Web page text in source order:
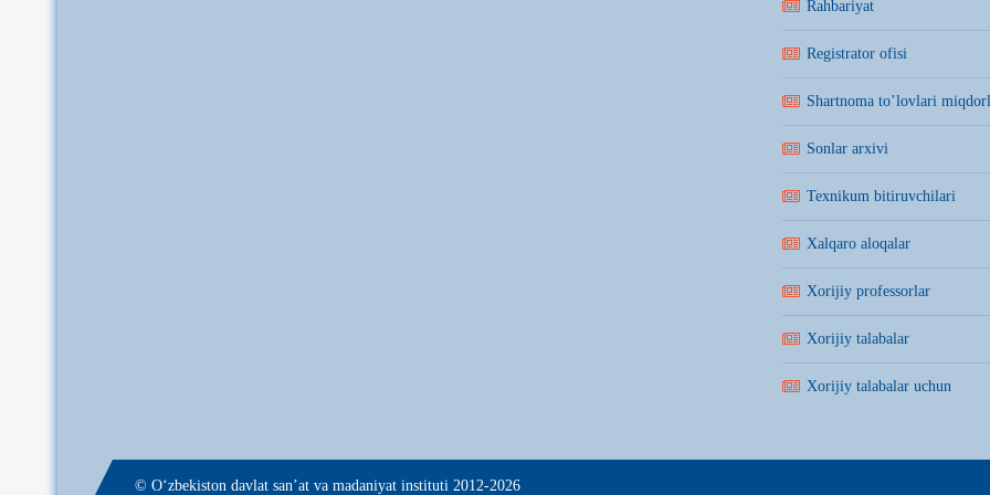
Rahbariyat
Registrator ofisi
Shartnoma to’lovlari
Sonlar arxivi
Texnikum bitiruvchilari
Xalqaro aloqalar
Xorijiy professorlar
Xorijiy talabalar
Xorijiy talabalar uchun
© О‘zbekiston davlat san’at va madaniyat instituti 2012-2026